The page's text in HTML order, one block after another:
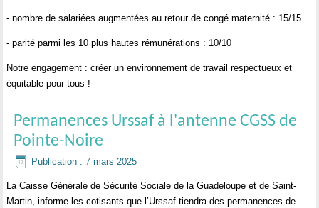
- nombre de salariées augmentées au retour de congé maternité : 15/15
- parité parmi les 10 plus hautes rémunérations : 10/10
Notre engagement : créer un environnement de travail respectueux et
équitable pour tous !
Permanences Urssaf à l'antenne CGSS de
Pointe-Noire
Publication : 7 mars 2025
La Caisse Générale de Sécurité Sociale de la Guadeloupe et de Saint-
Martin, informe les cotisants que l’Urssaf tiendra des permanences de